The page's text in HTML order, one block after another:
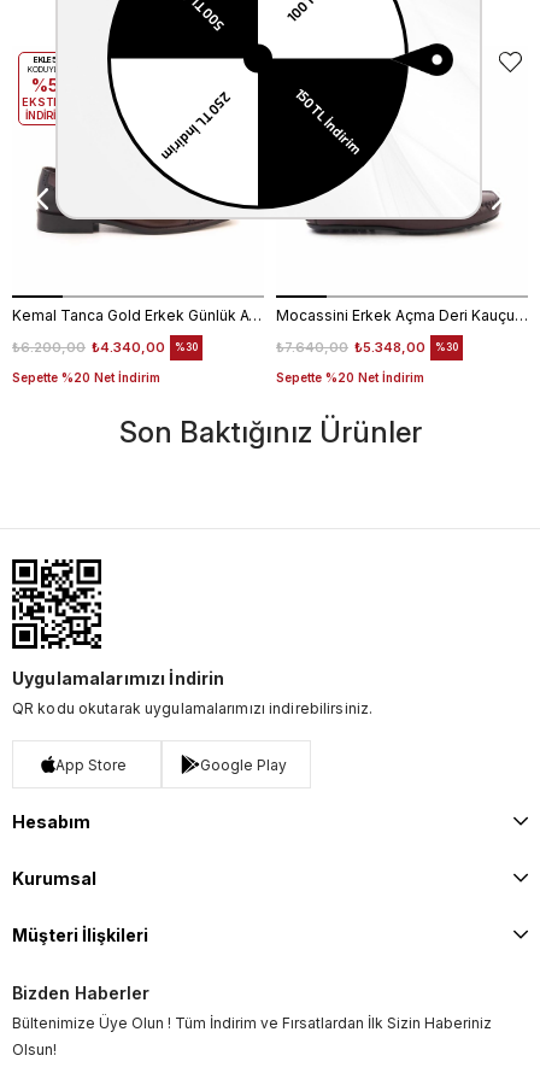
Kemal Tanca Gold Erkek Günlük Ayakkabı 6612-152
₺4.340,00
₺6.200,00
Sepette %20 Net İndirim
%30
EKLE5
KODUYLA
%5
EKSTRA
İNDİRİM
Mocassini Erkek Açma Deri Kauçuk Taban Bordo Günlük Ayakkabı
₺5.348,00
₺7.640,00
Sepette %20 Net İndirim
%30
EKLE5
%5
EKSTRA
İNDİRİM
Son Baktığınız Ürünler
Uygulamalarımızı İndirin
QR kodu okutarak uygulamalarımızı indirebilirsiniz.
App Store Google Play
Hesabım
Kurumsal
Müşteri İlişkileri
Bizden Haberler
Bültenimize Üye Olun ! Tüm İndirim ve Fırsatlardan İlk Sizin Haberiniz
Olsun!